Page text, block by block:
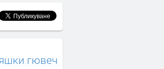
гювеч